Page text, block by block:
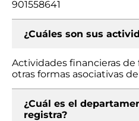
901558641
¿Cuáles son sus
Actividades financieras
otras formas asociativas
¿Cuál es el
registra?